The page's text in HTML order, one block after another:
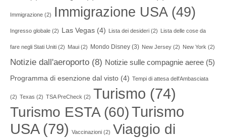
Immigrazione (2) Immigrazione USA(49)
Ingresso globale (2) Las Vegas (4) Lista dei desideri (2) Lista delle cose da
fare negli Stati Uniti (2) Maui (2) Mondo Disney (3) New Jersey (2) New York (2)
Notizie dall'aeroporto (8) Notizie sulle compagnie aeree (5)
Programma di esenzione dal visto (4) Tempi di attesa dell'Ambasciata
(2) Texas (2) TSA PreCheck (2) Turismo (74)
Turismo ESTA(60)Turismo
USA(79) Vaccinazioni (2) Viaggio di